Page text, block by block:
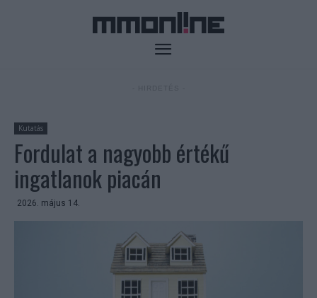
Kutatás
Fordulat a nagyobb értékű
ingatlanok piacán
2026. május 14.